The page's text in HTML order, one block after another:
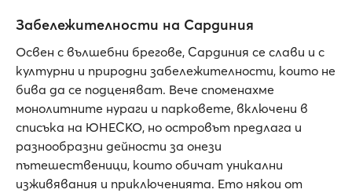
Забележителности на Сардиния
Освен с вълшебни брегове, Сардиния се слави и с
културни и природни забележителности, които не
бива да се подценяват. Вече споменахме
монолитните нураги и парковете, включени в
списъка на ЮНЕСКО, но островът предлага и
разнообразни дейности за онези
пътешественици, които обичат уникални
изживявания и приключенията. Ето някои от